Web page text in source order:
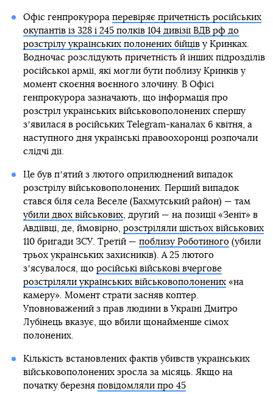
Офіс генпрокурора перевіряє причетність російських
окупантів із 328 і 245 полків 104 дивізії ВДВ рф до
розстрілу українських полонених бійціву Кринках.
Водночас розслідують причетність й інших підрозділів
російської армії, які могли бути поблизу Кринків у
момент скоєння воєнного злочину. В Офісі
генпрокурора зазначають, що інформація про
розстріл українських військовополонених спершу
зʼявилася в російських Telegram-каналах 6 квітня, а
наступного дня українські правоохоронці розпочали
слідчі дії.
Це був пʼятий з лютого оприлюднений випадок
розстрілу військовополонених. Перший випадок
стався біля села Веселе (Бахмутський район) — там
убили двох військових, другий — на позиції «Зеніт» в
Авдіївці, де, ймовірно, розстріляли шістьох військових
110 бригади ЗСУ. Третій — поблизу Роботиного(убили
трьох українських захисників). А 25 лютого
зʼясувалося, що російські військові вчергове
розстріляли українських військовополонених«на
камеру». Момент страти засняв коптер.
Уповноважений з прав людини в Україні Дмитро
Лубінець вказує, що вбили щонайменше сімох
полонених.
Кількість встановлених фактів убивств українських
військовополонених зросла за місяць. Якщо на
початку березня повідомляли про 45